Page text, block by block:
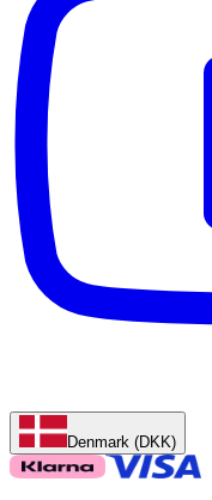
Denmark (DKK)